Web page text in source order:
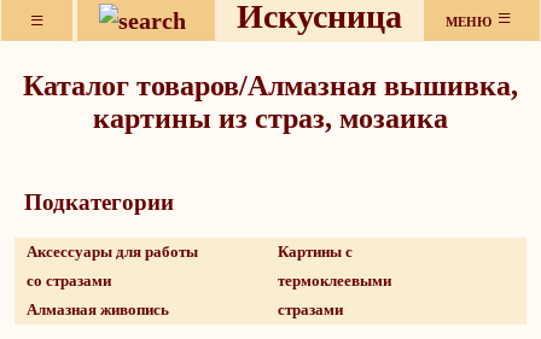
≡ Искусница МЕНЮ ≡
Каталог товаров/Алмазная вышивка,
картины из страз, мозаика
Подкатeгории
Аксессуары для работы
со стразами
Алмазная живопись
Картины с
термоклеевыми
стразами